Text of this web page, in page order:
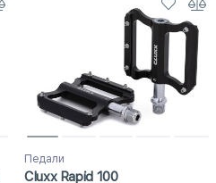
Педали
Cluxx Rapid 100